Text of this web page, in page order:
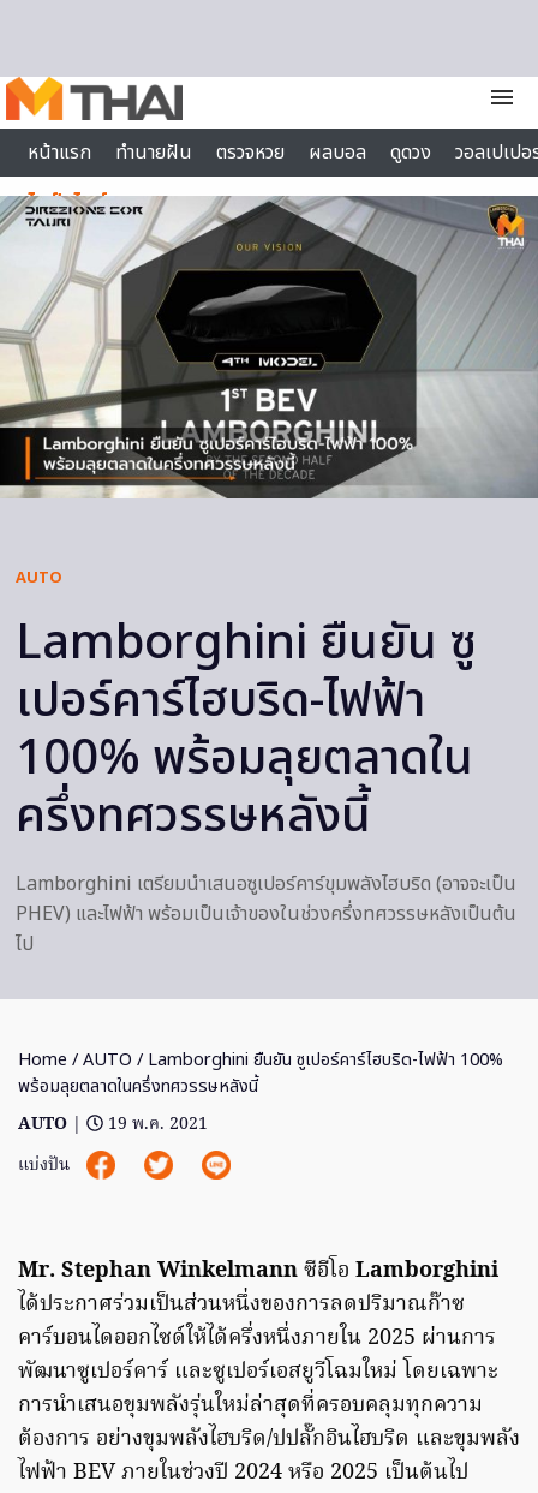
menu
หน้าแรก
ทำนายฝัน ตรวจหวย ผลบอล ดูดวง
วอลเปเป
ไลฟ์สไตล์
AUTO
Lamborghini ยืนยัน ซู
เปอร์คาร์ไฮบริด-ไฟฟ้า
100% พร้อมลุยตลาดใน
ครึ่งทศวรรษหลังนี้
Lamborghini เตรียมนำเสนอซูเปอร์คาร์ขุมพลังไฮบริด (อาจจะเป็น
PHEV) และไฟฟ้า พร้อมเป็นเจ้าของในช่วงครึ่งทศวรรษหลังเป็นต้น
ไป
Home /AUTO / Lamborghini ยืนยัน ซูเปอร์คาร์ไฮบริด-ไฟฟ้า 100%
พร้อมลุยตลาดในครึ่งทศวรรษหลังนี้
AUTO |
19 พ.ค. 2021
แบ่งปัน
Mr. Stephan Winkelmannซีอีโอ Lamborghini
ได้ประกาศร่วมเป็นส่วนหนึ่งของการลดปริมาณก๊าซ
คาร์บอนไดออกไซด์ให้ได้ครึ่งหนึ่งภายใน 2025 ผ่านการ
พัฒนาซูเปอร์คาร์ และซูเปอร์เอสยูวีโฉมใหม่ โดยเฉพาะ
การนำเสนอขุมพลังรุ่นใหม่ล่าสุดที่ครอบคลุมทุกความ
ต้องการ อย่างขุมพลังไฮบริด/ปปลั๊กอินไฮบริด และขุมพลัง
ไฟฟ้า BEV ภายในช่วงปี 2024 หรือ 2025 เป็นต้นไป